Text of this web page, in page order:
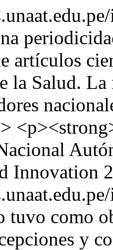
artículos
la Salud.
Innovation
tuvo como
y